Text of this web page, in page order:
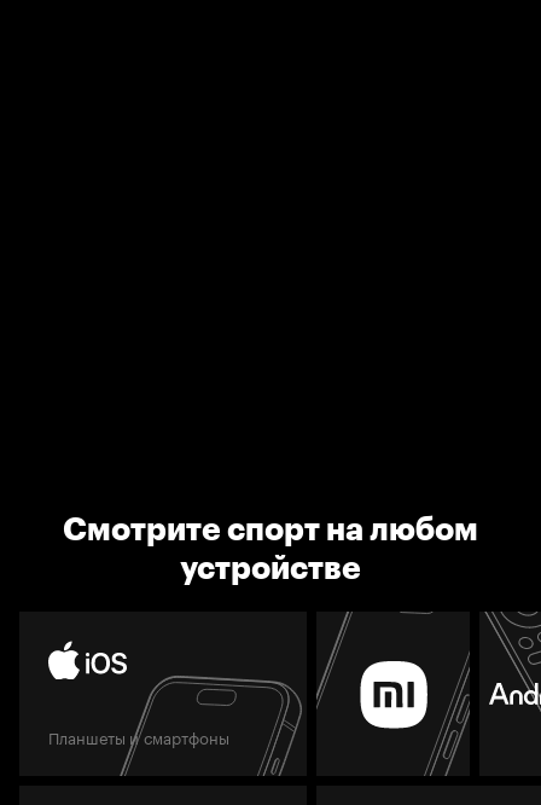
Смотрите спорт на любом
устройстве
Планшеты и смартфоны